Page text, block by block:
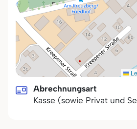
Abrechnungsart
Kasse (sowie Privat und